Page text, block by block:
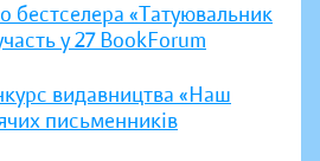
бестселера «Татуювальник
у 27 BookForum
видавництва «Наш
письменників